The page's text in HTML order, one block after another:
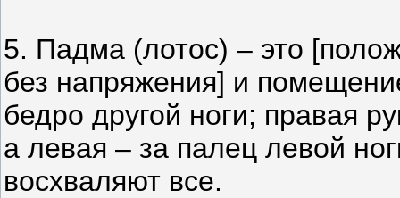
5. Падма (лотос) – это
без напряжения] и
бедро другой ноги; правая
а левая – за палец левой
восхваляют все.